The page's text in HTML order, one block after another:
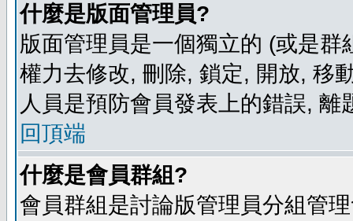
什麼是版面管理員?
版面管理員是一個獨立的 (或是
權力去修改, 刪除, 鎖定, 開放, 移
人員是預防會員發表上的錯誤, 離
回頂端
什麼是會員群組?
會員群組是討論版管理員分組管